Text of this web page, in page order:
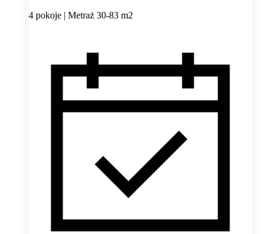
4 pokoje | Metraż 30-83 m2